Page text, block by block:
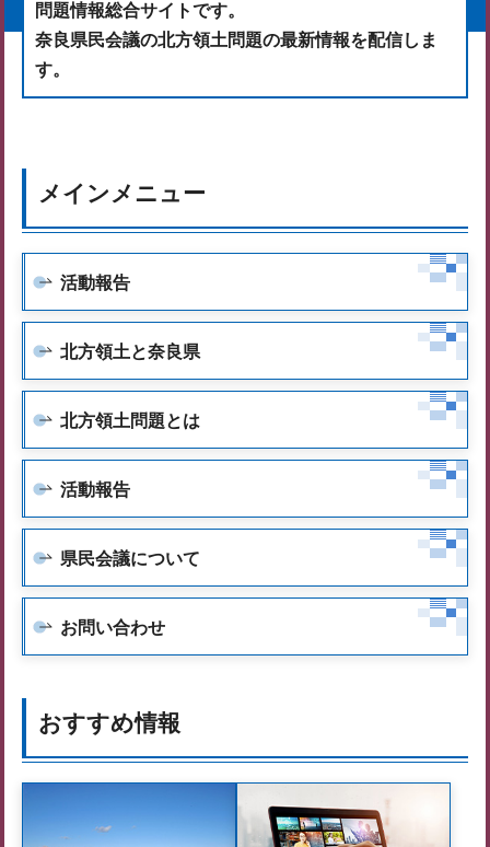
問題情報総合サイトです。
奈良県民会議の北方領土問題の最新情報を配信しま
す。
メインメニュー
活動報告
北方領土と奈良県
北方領土問題とは
活動報告
県民会議について
お問い合わせ
おすすめ情報